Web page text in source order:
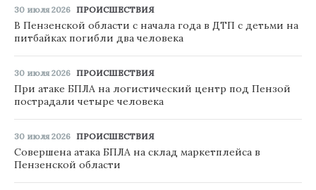
30 июля 2026 ПРОИСШЕСТВИЯ
В Пензенской области с начала года в ДТП с детьми на
питбайках погибли два человека
30 июля 2026 ПРОИСШЕСТВИЯ
При атаке БПЛА на логистический центр под Пензой
пострадали четыре человека
30 июля 2026 ПРОИСШЕСТВИЯ
Совершена атака БПЛА на склад маркетплейса в
Пензенской области